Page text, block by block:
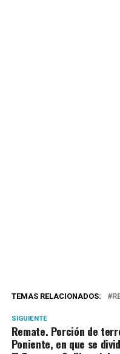
TEMAS RELACIONADOS:
SIGUIENTE
Remate. Porción de
Poniente, en que se